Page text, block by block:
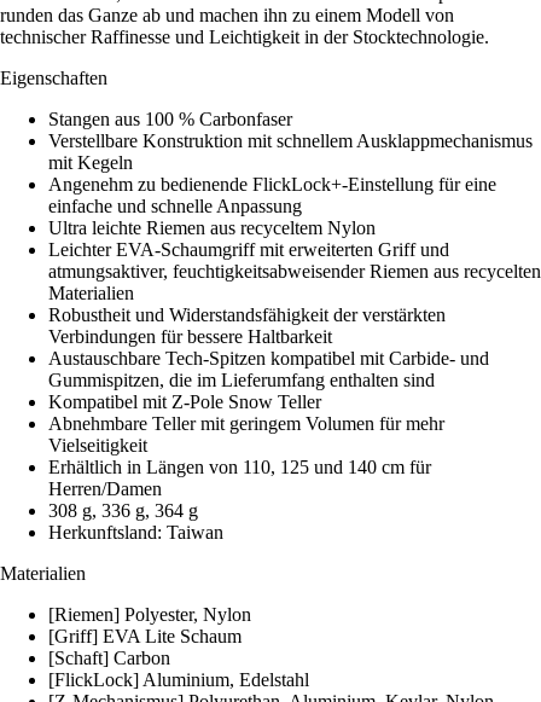
runden das Ganze ab und machen ihn zu einem Modell von
technischer Raffinesse und Leichtigkeit in der Stocktechnologie.
Eigenschaften
Stangen aus 100 % Carbonfaser
Verstellbare Konstruktion mit schnellem Ausklappmechanismus
mit Kegeln
Angenehm zu bedienende FlickLock+-Einstellung für eine
einfache und schnelle Anpassung
Ultra leichte Riemen aus recyceltem Nylon
Leichter EVA-Schaumgriff mit erweiterten Griff und
atmungsaktiver, feuchtigkeitsabweisender Riemen aus recycelten
Materialien
Robustheit und Widerstandsfähigkeit der verstärkten
Verbindungen für bessere Haltbarkeit
Austauschbare Tech-Spitzen kompatibel mit Carbide- und
Gummispitzen, die im Lieferumfang enthalten sind
Kompatibel mit Z-Pole Snow Teller
Abnehmbare Teller mit geringem Volumen für mehr
Vielseitigkeit
Erhältlich in Längen von 110, 125 und 140 cm für
Herren/Damen
308 g, 336 g, 364 g
Herkunftsland: Taiwan
Materialien
[Riemen] Polyester, Nylon
[Griff] EVA Lite Schaum
[Schaft] Carbon
[FlickLock] Aluminium, Edelstahl